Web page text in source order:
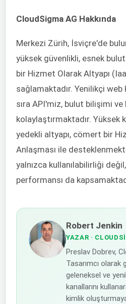
CloudSigma AG Hakkında
Merkezi Zürih, İsviçre'de
yüksek güvenlikli, esnek
bir Hizmet Olarak Altyapı
sağlamaktadır. Yenilikçi web
sıra API'miz, bulut bilişimi ve
kolaylaştırmaktadır. Yüksek
yedekli altyapı, cömert bir
Anlaşması ile
yalnızca kullanılabilirliği
performansı da
Robert Jenkin
YAZAR ·
Preslav Dobrev,
Tasarımcı
geleneksel ve
kanallarını
kimlik